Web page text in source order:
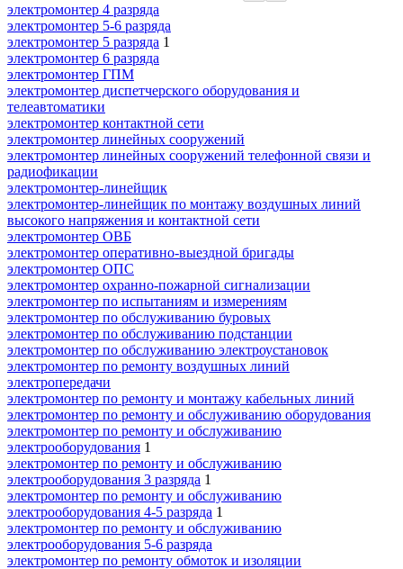
электромонтер 4 разряда
электромонтер 5-6 разряда
электромонтер 5 разряда 1
электромонтер 6 разряда
электромонтер ГПМ
электромонтер диспетчерского оборудования и
телеавтоматики
электромонтер контактной сети
электромонтер линейных сооружений
электромонтер линейных сооружений телефонной связи и
радиофикации
электромонтер-линейщик
электромонтер-линейщик по монтажу воздушных линий
высокого напряжения и контактной сети
электромонтер ОВБ
электромонтер оперативно-выездной бригады
электромонтер ОПС
электромонтер охранно-пожарной сигнализации
электромонтер по испытаниям и измерениям
электромонтер по обслуживанию буровых
электромонтер по обслуживанию подстанции
электромонтер по обслуживанию электроустановок
электромонтер по ремонту воздушных линий
электропередачи
электромонтер по ремонту и монтажу кабельных линий
электромонтер по ремонту и обслуживанию оборудования
электромонтер по ремонту и обслуживанию
электрооборудования 1
электромонтер по ремонту и обслуживанию
электрооборудования 3 разряда 1
электромонтер по ремонту и обслуживанию
электрооборудования 4-5 разряда 1
электромонтер по ремонту и обслуживанию
электрооборудования 5-6 разряда
электромонтер по ремонту обмоток и изоляции